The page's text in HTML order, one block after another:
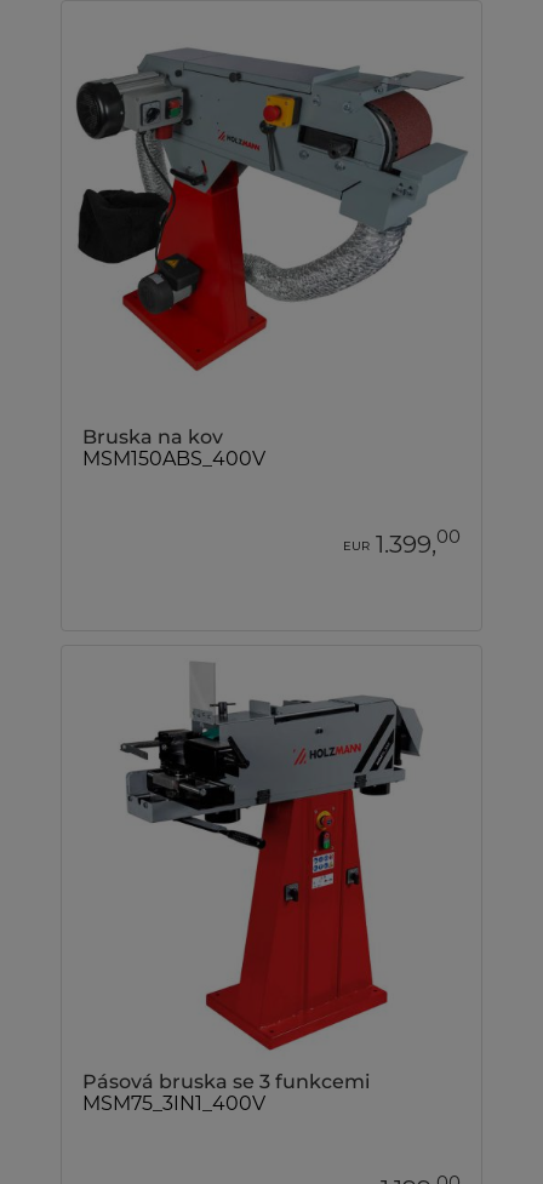
Bruska na kov
MSM150ABS_400V
EUR 1.399,00
Pásová bruska se 3 funkcemi
MSM75_3IN1_400V